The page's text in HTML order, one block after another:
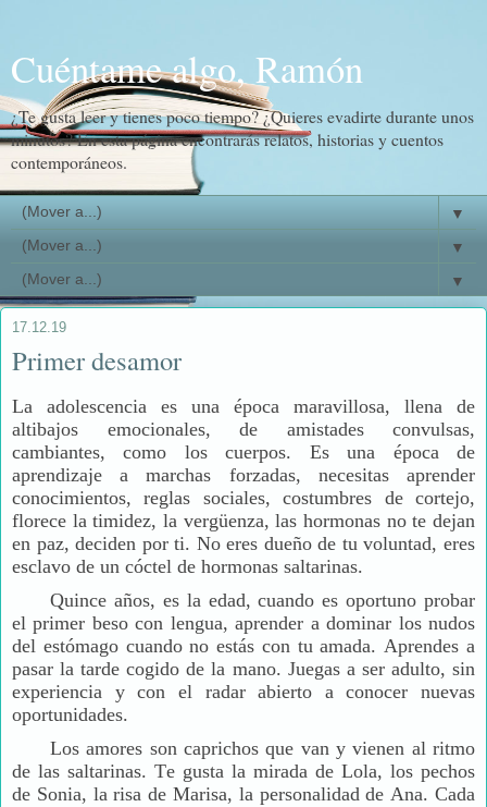
Cuéntame algo, Ramón
¿Te gusta leer y tienes poco tiempo? ¿Quieres evadirte durante unos
minutos? En esta página encontrarás relatos, historias y cuentos
contemporáneos.
▼
▼
▼
17.12.19
Primer desamor
La adolescencia es una época maravillosa, llena de
altibajos emocionales, de amistades convulsas,
cambiantes, como los cuerpos. Es una época de
aprendizaje a marchas forzadas, necesitas aprender
conocimientos, reglas sociales, costumbres de cortejo,
florece la timidez, la vergüenza, las hormonas no te dejan
en paz, deciden por ti. No eres dueño de tu voluntad, eres
esclavo de un cóctel de hormonas saltarinas.
Quince años, es la edad, cuando es oportuno probar
el primer beso con lengua, aprender a dominar los nudos
del estómago cuando no estás con tu amada. Aprendes a
pasar la tarde cogido de la mano. Juegas a ser adulto, sin
experiencia y con el radar abierto a conocer nuevas
oportunidades.
Los amores son caprichos que van y vienen al ritmo
de las saltarinas. Te gusta la mirada de Lola, los pechos
de Sonia, la risa de Marisa, la personalidad de Ana. Cada